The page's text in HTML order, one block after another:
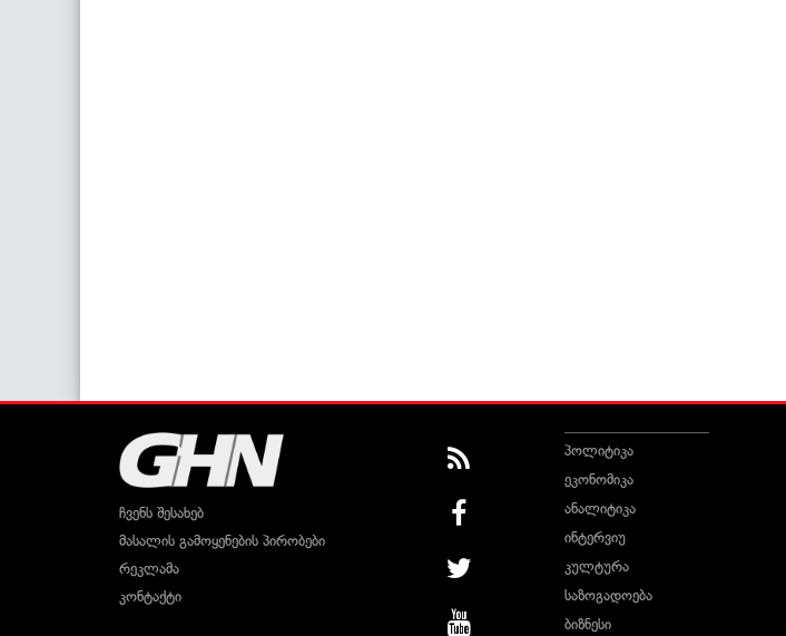
ჩვენს შესახებ
მასალის გამოყენების პირობები
რეკლამა
კონტაქტი
პოლიტიკა
ეკონომიკა
ანალიტიკა
ინტერვიუ
კულტურა
საზოგადოება
ბიზნესი